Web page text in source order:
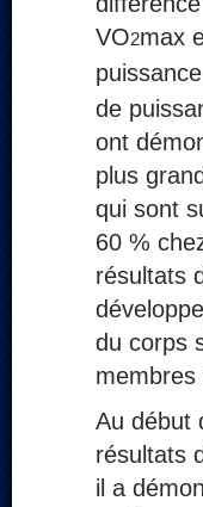
VO2max
de
ont
plus
qui sont
60 %
résultats
du corps
membres
Au début
résultats
il a